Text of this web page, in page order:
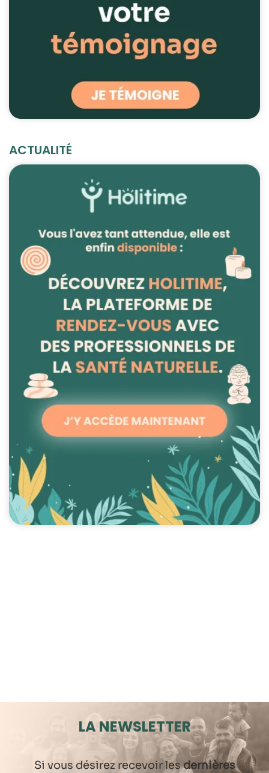
ACTUALITÉ
LA NEWSLETTER
Si vous désirez recevoir lesdernières